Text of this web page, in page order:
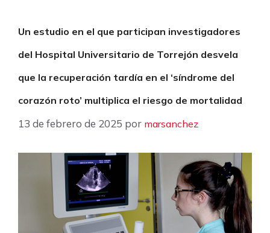
Un estudio en el que participan investigadores
del Hospital Universitario de Torrejón desvela
que la recuperación tardía en el ‘síndrome del
corazón roto’ multiplica el riesgo de mortalidad
13 de febrero de 2025 por marsanchez